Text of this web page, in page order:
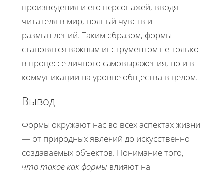
произведения и его персонажей, вводя
читателя в мир, полный чувств и
размышлений. Таким образом, формы
становятся важным инструментом не только
в процессе личного самовыражения, но и в
коммуникации на уровне общества в целом.
Вывод
Формы окружают нас во всех аспектах жизни
— от природных явлений до искусственно
создаваемых объектов. Понимание того,
что такое как формы влияют на